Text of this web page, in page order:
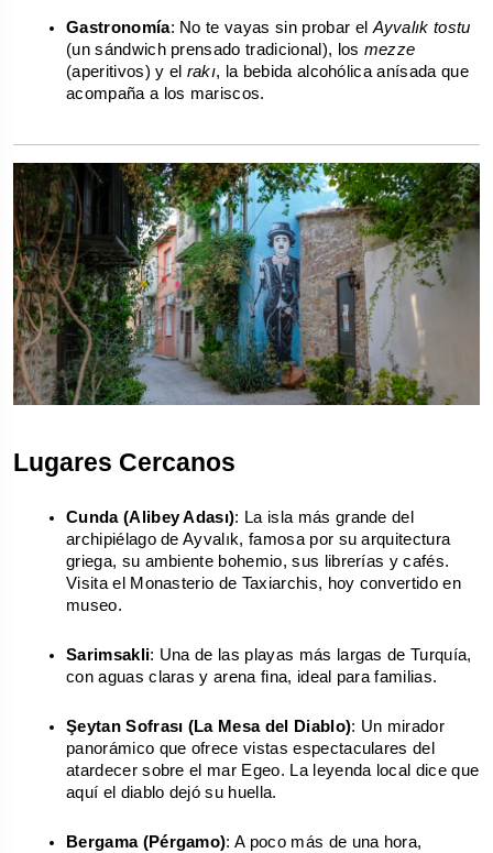
Gastronomía: No te vayas sin probar el Ayvalık tostu
(un sándwich prensado tradicional), los mezze
(aperitivos) y el rakı, la bebida alcohólica anísada que
acompaña a los mariscos.
Lugares Cercanos
Cunda (Alibey Adası): La isla más grande del
archipiélago de Ayvalık, famosa por su arquitectura
griega, su ambiente bohemio, sus librerías y cafés.
Visita el Monasterio de Taxiarchis, hoy convertido en
museo.
Sarimsakli: Una de las playas más largas de Turquía,
con aguas claras y arena fina, ideal para familias.
Şeytan Sofrası (La Mesa del Diablo): Un mirador
panorámico que ofrece vistas espectaculares del
atardecer sobre el mar Egeo. La leyenda local dice que
aquí el diablo dejó su huella.
Bergama (Pérgamo): A poco más de una hora,